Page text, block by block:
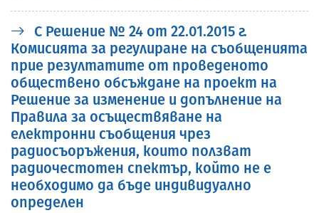
С Решение № 24 от 22.01.2015 г.
Комисията за регулиране на съобщенията
прие резултатите от проведеното
обществено обсъждане на проект на
Решение за изменение и допълнение на
Правила за осъществяване на
електронни съобщения чрез
радиосъоръжения, които ползват
радиочестотен спектър, който не е
необходимо да бъде индивидуално
определен